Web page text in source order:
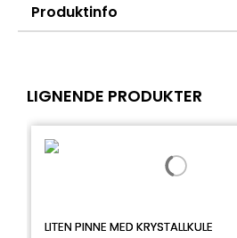
Produktinfo
LIGNENDE PRODUKTER
LITEN PINNE MED KRYSTALLKULE